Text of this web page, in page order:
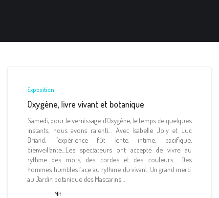
Exposition
Oxygène, livre vivant et botanique
Samedi, pour le vernissage d’Oxygène, le temps de quelques
instants, nous avons ralenti… Avec Isabelle Joly et Luc
Briand, l’expérience fût lente, intime, pacifique,
bienveillante…Les spectateurs ont accepté de vivre au
rythme des mots, des cordes et des couleurs… Des
hommes humbles face au rythme du vivant. Un grand merci
au Jardin botanique des Mascarins…
MH